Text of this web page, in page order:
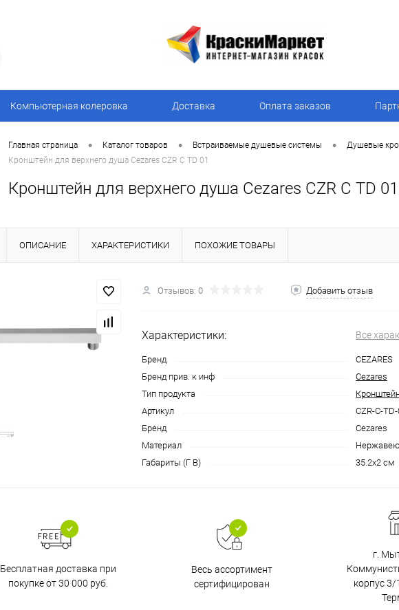
Компьютерная колеровка Доставка Оплата заказов
Главная страница • Каталог товаров • Встраиваемые душевые системы •
Душевые
Кронштейн для верхнего душа Cezares CZR C TD 01
Кронштейн для верхнего душа Cezares CZR C TD 01
ОПИСАНИЕ ХАРАКТЕРИСТИКИ ПОХОЖИЕ ТОВАРЫ
Отзывов: 0 Добавить отзыв
Характеристики: Все
Бренд
CEZARES
Бренд прив. к инф
Cezares
Тип продукта
Артикул
CZR-C-
Бренд
Cezares
Материал
Габариты (Г В)
35.2x2 см
Бесплатная доставка при
покупке от 30 000 руб.
Весь ассортимент
сертифицирован
г.
корпус 3/